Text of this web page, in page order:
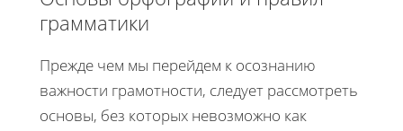
грамматики
Прежде чем мы перейдем к осознанию
важности грамотности, следует рассмотреть
основы, без которых невозможно как